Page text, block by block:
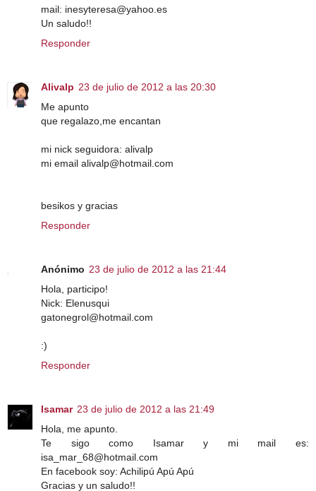
mail: inesyteresa@yahoo.es
Un saludo!!
Responder
Alivalp 23 de julio de 2012 a las 20:30
Me apunto
que regalazo,me encantan
mi nick seguidora: alivalp
mi email alivalp@hotmail.com
besikos y gracias
Responder
Anónimo 23 de julio de 2012 a las 21:44
Hola, participo!
Nick: Elenusqui
gatonegrol@hotmail.com
:)
Responder
Isamar 23 de julio de 2012 a las 21:49
Hola, me apunto.
Te sigo como Isamar y mi mail es:
isa_mar_68@hotmail.com
En facebook soy: Achilipú Apú Apú
Gracias y un saludo!!